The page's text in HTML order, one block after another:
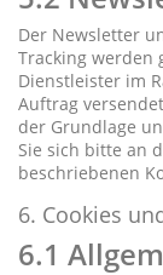
Der Newsletter
Tracking werden
Dienstleister im
Auftrag
der Grundlage
Sie sich bitte an
beschriebenen
6. Cookies
6.1